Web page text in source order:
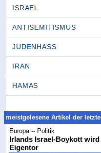
ISRAEL
ANTISEMITISMUS
JUDENHASS
IRAN
HAMAS
meistgelesene Artikel der
Europa -- Politik
Irlands Israel-Boykott
Eigentor